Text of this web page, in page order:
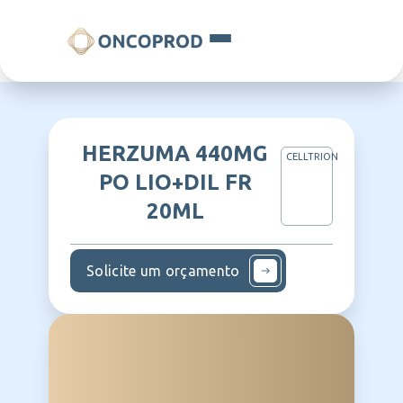
HERZUMA 440MG
PO LIO+DIL FR
20ML
CELLTRION
Solicite um orçamento